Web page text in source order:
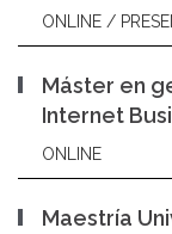
ONLINE /
Máster en
Internet
ONLINE
Maestría